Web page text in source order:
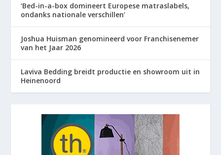
‘Bed-in-a-box domineert Europese matraslabels,
ondanks nationale verschillen’
Joshua Huisman genomineerd voor Franchisenemer
van het Jaar 2026
Laviva Bedding breidt productie en showroom uit in
Heinenoord